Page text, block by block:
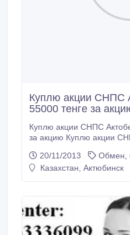
Куплю акции СНПС
55000 тенге за
Куплю акции СНПС Актобемунайгаз по 55000 тенге
за акцию Куплю акции СНПС Актобемунайгаз по
20/11/2013
Обмен,
Казахстан, Актюбинск